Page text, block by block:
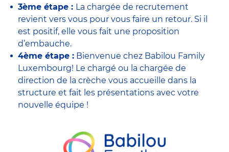
3ème étape : La chargée de recrutement
revient vers vous pour vous faire un retour. Si il
est positif, elle vous fait une proposition
d’embauche.
4ème étape : Bienvenue chez Babilou Family
Luxembourg! Le chargé ou la chargée de
direction de la crèche vous accueille dans la
structure et fait les présentations avec votre
nouvelle équipe !